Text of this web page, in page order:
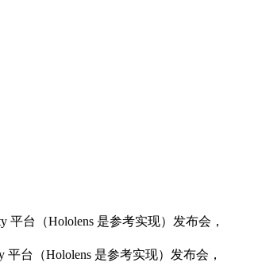
平台（Hololens 是参考实现）发布会，